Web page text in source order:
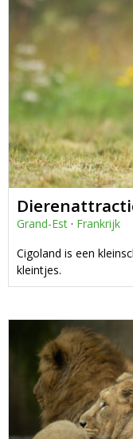
Grand-Est · Frankrijk
Cigoland is een
kleintjes.